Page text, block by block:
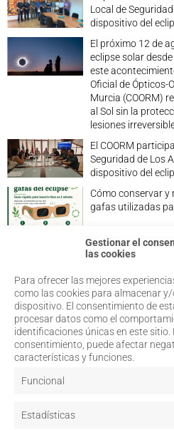
Gestionar el
las cookies
Para ofrecer las mejores
como las cookies para almacenar
dispositivo. El consentimiento de
procesar datos como el
identificaciones únicas en este sitio.
consentimiento, puede afectar
características y funciones.
Funcional
Estadísticas
Local de
dispositivo del
El próximo 12 de
eclipse solar
este
Oficial de Ópticos-
Murcia (COORM)
al Sol sin la
lesiones
El COORM
Seguridad de Los
dispositivo del
Cómo conservar
gafas utilizadas
968 20 87 67
admin@coorm.org
Miguel Vivancos, 4
30007 Murcia